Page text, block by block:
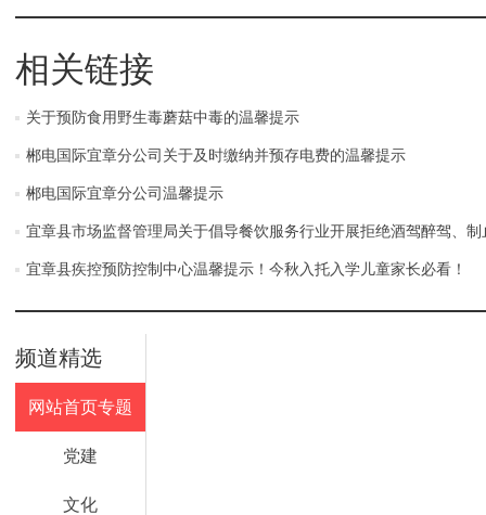
相关链接
关于预防食用野生毒蘑菇中毒的温馨提示
郴电国际宜章分公司关于及时缴纳并预存电费的温馨提示
郴电国际宜章分公司温馨提示
宜章县市场监督管理局关于倡导餐饮服务行业开展拒绝酒驾醉驾、
宜章县疾控预防控制中心温馨提示！今秋入托入学儿童家长必看！
频道精选
网站首页专题
党建
文化